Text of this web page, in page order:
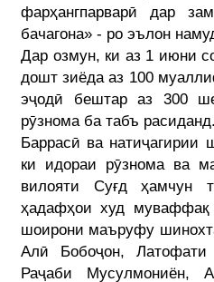
фарҳангпарварӣ дар
бачагона» - ро эълон
Дар озмун, ки аз 1 июни
дошт зиёда аз 100
эҷодӣ бештар аз 300
рӯзнома ба табъ
Баррасӣ ва
ки идораи рӯзнома ва
вилояти Суғд ҳамчун
ҳадафҳои худ муваффақ
шоирони маъруфу
Алӣ Бобоҷон,
Раҷаби Мусулмониён,